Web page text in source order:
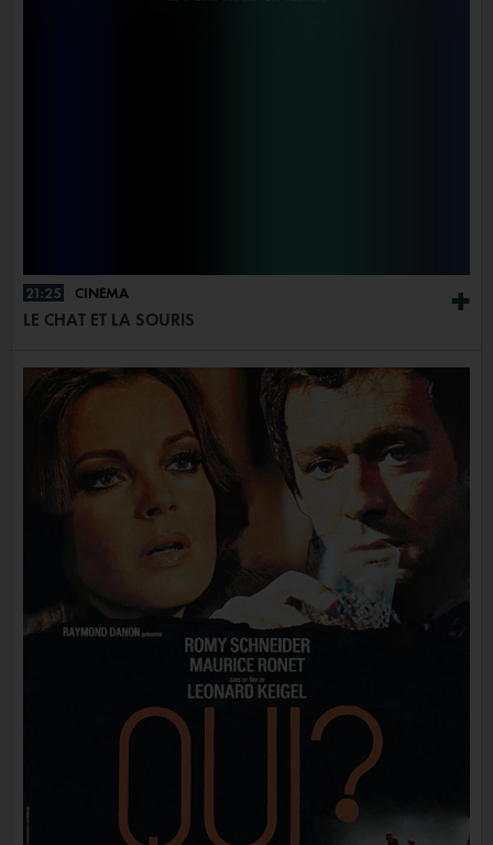
+
21:25 CINÉMA
LE CHAT ET LA SOURIS